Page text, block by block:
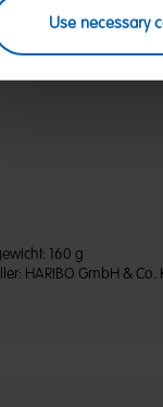
Use necessary
Apfel, Rettich,
der
160 g
HARIBO GmbH &